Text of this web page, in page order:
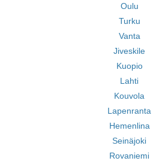
Oulu
Turku
Vanta
Jiveskile
Kuopio
Lahti
Kouvola
Lapenranta
Hemenlina
Seinäjoki
Rovaniemi